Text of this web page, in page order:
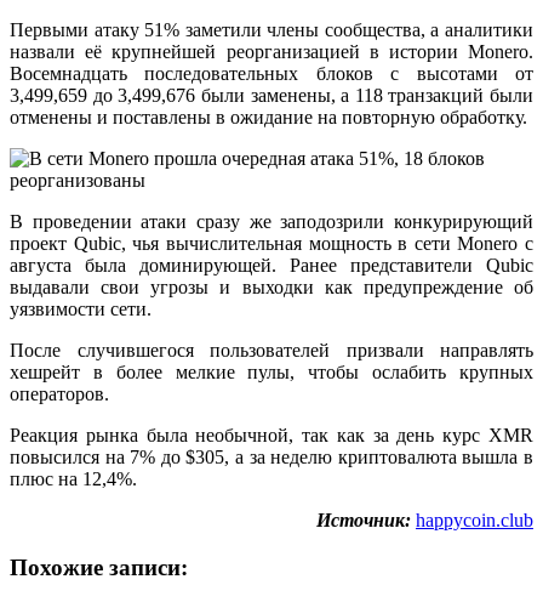
Первыми атаку 51% заметили члены сообщества, а аналитики
назвали её крупнейшей реорганизацией в истории Monero.
Восемнадцать последовательных блоков с высотами от
3,499,659 до 3,499,676 были заменены, а 118 транзакций были
отменены и поставлены в ожидание на повторную обработку.
В проведении атаки сразу же заподозрили конкурирующий
проект Qubic, чья вычислительная мощность в сети Monero с
августа была доминирующей. Ранее представители Qubic
выдавали свои угрозы и выходки как предупреждение об
уязвимости сети.
После случившегося пользователей призвали направлять
хешрейт в более мелкие пулы, чтобы ослабить крупных
операторов.
Реакция рынка была необычной, так как за день курс XMR
повысился на 7% до $305, а за неделю криптовалюта вышла в
плюс на 12,4%.
Источник: happycoin.club
Похожие записи: